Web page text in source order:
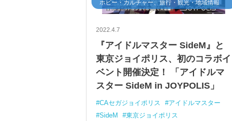
ホビー・カルチャー、旅行・観光・地域情報
2022.4.7
『アイドルマスター SideM』と
東京ジョイポリス、初のコラボイ
ベント開催決定！ 「アイドルマ
スター SideM in JOYPOLIS」
CAセガジョイポリス
アイドルマスター
SideM
東京ジョイポリス